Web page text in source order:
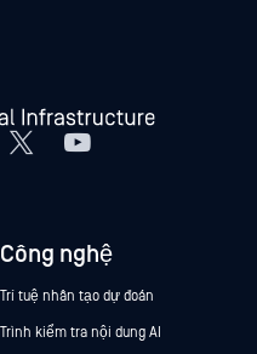
Công nghệ
Trí tuệ nhân tạo dự đoán
Trình kiểm tra nội dung AI